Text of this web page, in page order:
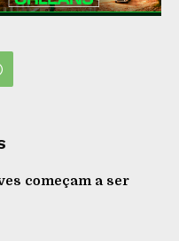
começam a ser